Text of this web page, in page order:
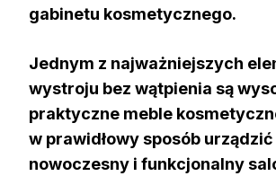
gabinetu kosmetycznego.
Jednym z najważniejszych
wystroju bez wątpienia są
praktyczne meble
w prawidłowy sposób urządzić
nowoczesny i funkcjonalny